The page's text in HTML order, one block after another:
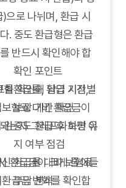
으로 나뉘며, 환급 시
. 중도 환급형은 환급
반드시 확인해야 합
를 확인해 납입 기간별
험료 대비 환급금이
는지 그래프화하면 이
환급금이 크게 줄어들
급금 변화를 확인합
확인 포인트
험환급률, 환급 시점,
보장 기간 확인
완중도 환급 후 보장 유
지 여부 점검
환급률 대비 보험료
부담 분석